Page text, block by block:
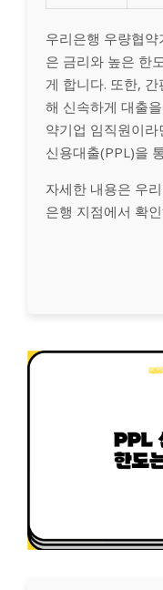
우리은행 우량협
은 금리와 높은 한
게 합니다. 또한,
해 신속하게 대출
약기업 임직원이
신용대출(PPL)을
자세한 내용은 우
은행 지점에서 확